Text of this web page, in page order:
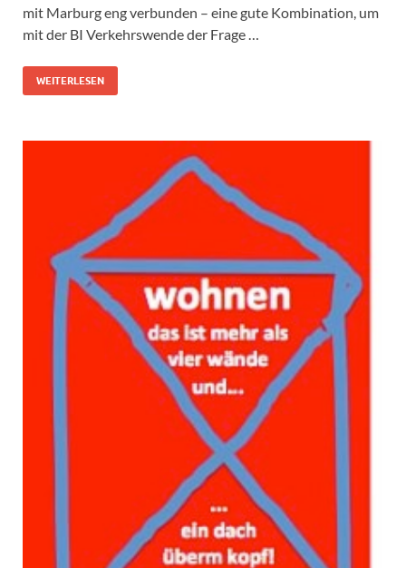
mit Marburg eng verbunden – eine gute Kombination, um
mit der BI Verkehrswende der Frage …
WEITERLESEN